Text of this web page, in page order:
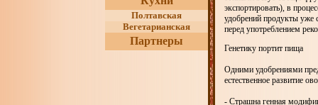
Полтавская
Вегетарианская
Партнеры
экспортировать), в
удобрений продукты
перед употреблением
Генетику портит пища
Одними удобрениями
естественное развитие
- Страшна генная